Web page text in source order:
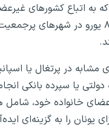
به اتباع کشورهای
می‌دهد با سرمایه‌گذاری حداقل ۲۵۰,۰۰۰ یورو در مناطق
مشابه در پرتغال یا
یا سپرده بانکی
یونان را به گزینه‌ای